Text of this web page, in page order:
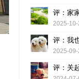
评：家
2025-
评：我
2025-
评：关